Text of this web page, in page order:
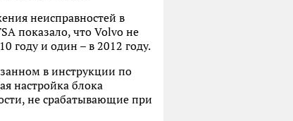
неисправностей в
показало, что Volvo не
году и один – в 2012 году.
в инструкции по
настройка блока
не срабатывающие при